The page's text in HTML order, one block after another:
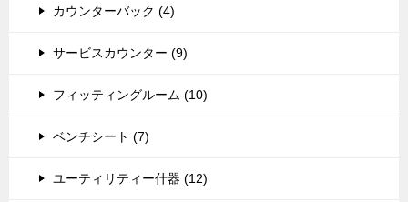
カウンターバック (4)
サービスカウンター (9)
フィッティングルーム (10)
ベンチシート (7)
ユーティリティー什器 (12)